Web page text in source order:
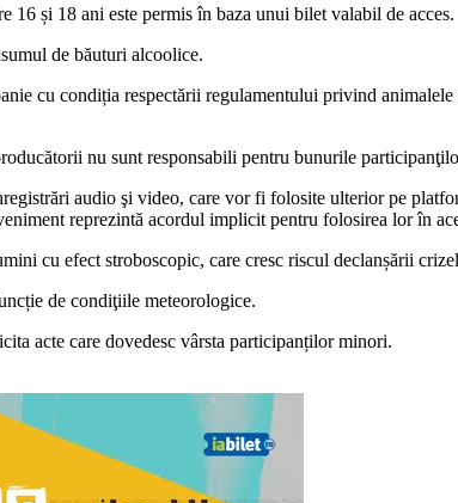
16 și 18 ani este permis în baza unui bilet valabil de acces.
de băuturi alcoolice.
cu condiția respectării regulamentului privind
nu sunt responsabili pentru bunurile
audio şi video, care vor fi folosite ulterior pe
reprezintă acordul implicit pentru folosirea lor în
cu efect stroboscopic, care cresc riscul declanșării
de condiţiile meteorologice.
acte care dovedesc vârsta participanților minori.